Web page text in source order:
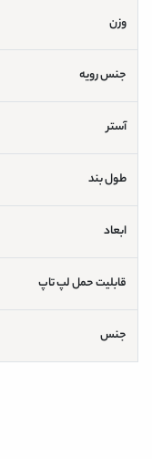
وزن
جنس رویه
آستر
طول بند
ابعاد
قابلیت حمل لپ تاپ
جنس